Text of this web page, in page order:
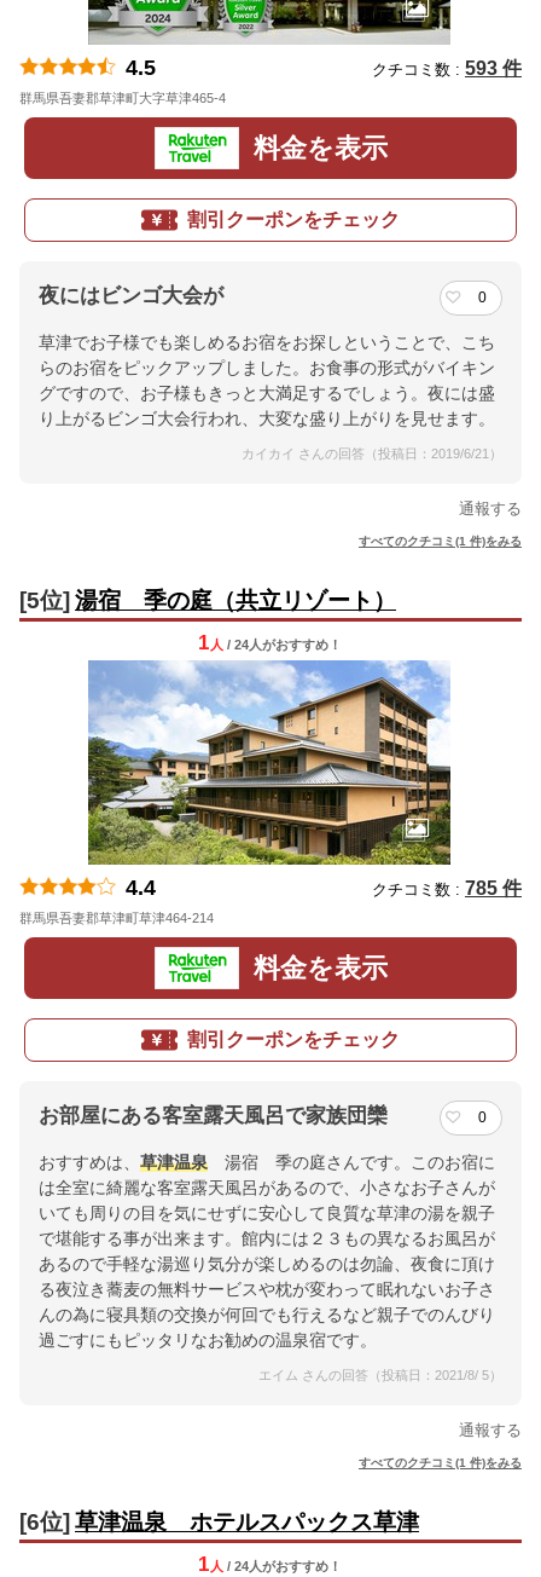
4.5 クチコミ数 : 593 件
群馬県吾妻郡草津町大字草津465-4
料金を表示
割引クーポンをチェック
夜にはビンゴ大会が 0
草津でお子様でも楽しめるお宿をお探しということで、こち
らのお宿をピックアップしました。お食事の形式がバイキン
グですので、お子様もきっと大満足するでしょう。夜には盛
り上がるビンゴ大会行われ、大変な盛り上がりを見せます。
カイカイ さんの回答（投稿日：2019/6/21）
通報する
すべてのクチコミ(1 件)をみる
[5位] 湯宿 季の庭（共立リゾート）
1 人 / 24人がおすすめ！
4.4 クチコミ数 : 785 件
群馬県吾妻郡草津町草津464-214
料金を表示
割引クーポンをチェック
お部屋にある客室露天風呂で家族団欒 0
おすすめは、 草津温泉 湯宿 季の庭さんです。このお宿に
は全室に綺麗な客室露天風呂があるので、小さなお子さんが
いても周りの目を気にせずに安心して良質な草津の湯を親子
で堪能する事が出来ます。館内には２３もの異なるお風呂が
あるので手軽な湯巡り気分が楽しめるのは勿論、夜食に頂け
る夜泣き蕎麦の無料サービスや枕が変わって眠れないお子さ
んの為に寝具類の交換が何回でも行えるなど親子でのんびり
過ごすにもピッタリなお勧めの温泉宿です。
エイム さんの回答（投稿日：2021/8/ 5）
通報する
すべてのクチコミ(1 件)をみる
[6位] 草津温泉 ホテルスパックス草津
1 人 / 24人がおすすめ！